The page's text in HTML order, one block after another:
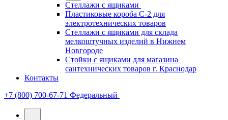
Стеллажи с ящиками
Пластиковые короба С-2 для
электротехнических товаров
Стеллажи с ящиками для склада
мелкоштучных изделий в Нижнем
Новгороде
Стойки с ящиками для магазина
сантехнических товаров г. Краснодар
Контакты
+7 (800) 700-67-71 Федеральный